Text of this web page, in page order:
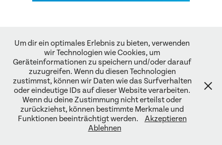
hello@jillgori.at · Impressum ·Datenschutzerklärung
Um dir ein optimales Erlebnis zu bieten, verwenden
wir Technologien wie Cookies, um
Geräteinformationen zu speichern und/oder darauf
zuzugreifen. Wenn du diesen Technologien
zustimmst, können wir Daten wie das Surfverhalten
oder eindeutige IDs auf dieser Website verarbeiten.
Wenn du deine Zustimmung nicht erteilst oder
zurückziehst, können bestimmte Merkmale und
Funktionen beeinträchtigt werden.
Akzeptieren
Ablehnen